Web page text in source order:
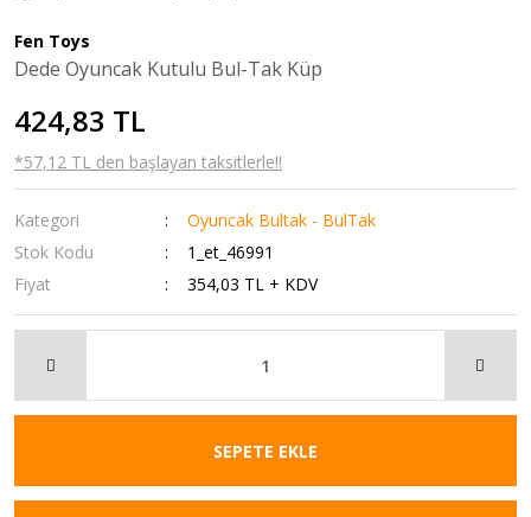
Fen Toys
Dede Oyuncak Kutulu Bul-Tak Küp
424,83 TL
*57,12 TL den başlayan taksitlerle!!
Kategori
Oyuncak Bultak - BulTak
Stok Kodu
1_et_46991
Fiyat
354,03 TL + KDV
SEPETE EKLE